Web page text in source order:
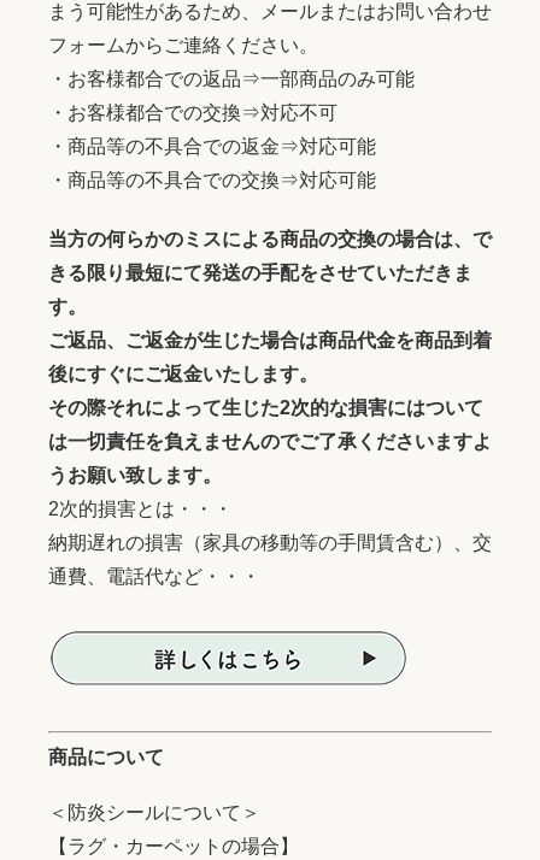
まう可能性があるため、メールまたはお問い合わせ
フォームからご連絡ください。
・お客様都合での返品⇒一部商品のみ可能
・お客様都合での交換⇒対応不可
・商品等の不具合での返金⇒対応可能
・商品等の不具合での交換⇒対応可能
当方の何らかのミスによる商品の交換の場合は、で
きる限り最短にて発送の手配をさせていただきま
す。
ご返品、ご返金が生じた場合は商品代金を商品到着
後にすぐにご返金いたします。
その際それによって生じた2次的な損害にはついて
は一切責任を負えませんのでご了承くださいますよ
うお願い致します。
2次的損害とは・・・
納期遅れの損害（家具の移動等の手間賃含む）、交
通費、電話代など・・・
商品について
＜防炎シールについて＞
【ラグ・カーペットの場合】